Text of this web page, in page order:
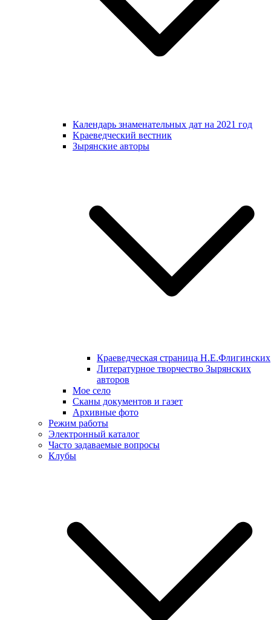
Календарь знаменательных дат на 2021 год
Kраеведческий вестник
Зырянские авторы
Краеведческая страница Н.Е.Флигинских
Литературное творчество Зырянских
авторов
Мое село
Сканы документов и газет
Архивные фото
Режим работы
Электронный каталог
Часто задаваемые вопросы
Клубы